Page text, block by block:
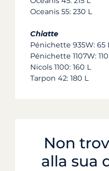
Oceanis 55: 230 L
Chiatte
Pénichette 935W: 65
Pénichette 1107W:
Nicols 1100: 160 L
Tarpon 42: 180 L
Non
alla sua